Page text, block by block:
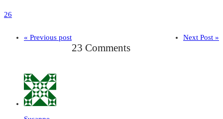
26
« Previous post Next Post »
23 Comments